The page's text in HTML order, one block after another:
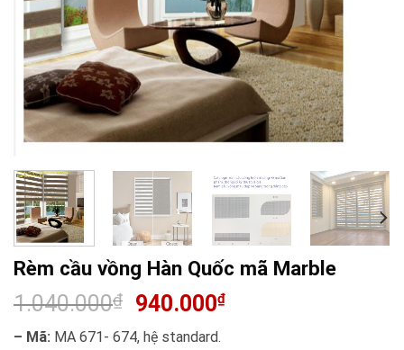
Rèm cầu vồng Hàn Quốc mã Marble
1.040.000₫ 940.000₫
– Mã: MA 671- 674, hệ standard.